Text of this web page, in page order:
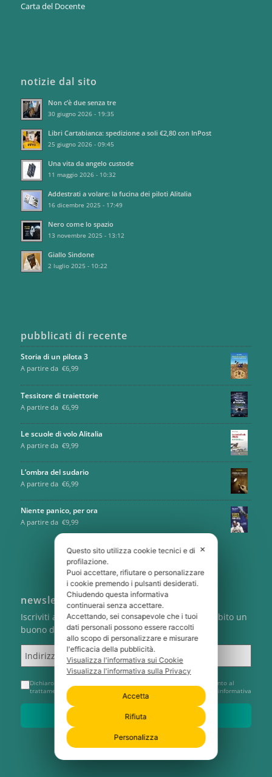
Carta del Docente
notizie dal sito
Non c’è due senza tre
30 giugno 2026 - 19:35
Libri Cartabianca: spedizione a soli €2,80 con InPost
25 giugno 2026 - 09:45
Una vita da angelo custode
11 maggio 2026 - 10:32
Addestrati a volare: la fucina dei piloti Alitalia
16 dicembre 2025 - 17:49
Nero come lo spazio
13 novembre 2025 - 13:12
Giallo Sindone
2 luglio 2025 - 10:22
pubblicati di recente
Storia di un pilota 3
A partire da €6,99
Tessitore di traiettorie
A partire da €6,99
Le scuole di volo Alitalia
A partire da €9,99
L’ombra del sudario
A partire da €6,99
Niente panico, per ora
A partire da €9,99
newsletter
Iscriviti alla newsletter di Cartabianca e ricevi subito un
buono del 5% sul tuo primo ordine
Indirizzo email
Dichiaro di aver preso visione dell'
e acconsento al
trattamento del mio indirizzo e-mail per l'invio della newsletter informativa
Voglio il mio 5% di sconto
✕
Questo sito utilizza cookie tecnici e di
profilazione.
Puoi accettare, rifiutare o personalizzare
i cookie premendo i pulsanti desiderati.
Chiudendo questa informativa
continuerai senza accettare.
Accettando, sei consapevole che i tuoi
dati personali possono essere raccolti
allo scopo di personalizzare e misurare
l'efficacia della pubblicità.
Visualizza l'informativa sui Cookie
Visualizza l'informativa sulla Privacy
Accetta
Rifiuta
Personalizza